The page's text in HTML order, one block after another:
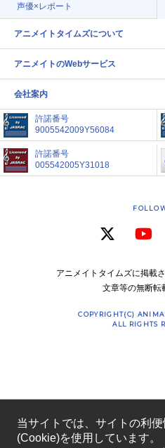
声優×レポート
アニメイトタイムズについて
アニメイトのWebサービス
会社案内
許諾番号
9005542009Y56084
許諾番号
005542005Y31018
アニメイトタイムズに掲載
文章等の無断転
COPYRIGHT(C)
ALL RIGHTS
当サイトでは、サイトの利
(Cookie)を使用しています。